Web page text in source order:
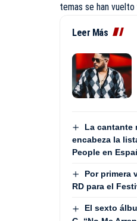
temas se han vuelto
Leer Más
La cantante
encabeza la
People en
Por primera
RD para el
El sexto